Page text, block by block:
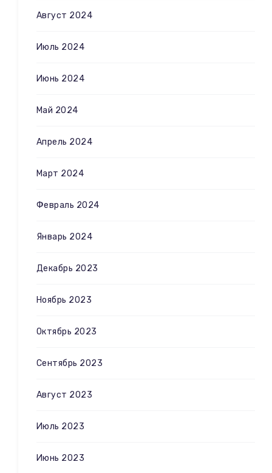
Август 2024
Июль 2024
Июнь 2024
Май 2024
Апрель 2024
Март 2024
Февраль 2024
Январь 2024
Декабрь 2023
Ноябрь 2023
Октябрь 2023
Сентябрь 2023
Август 2023
Июль 2023
Июнь 2023